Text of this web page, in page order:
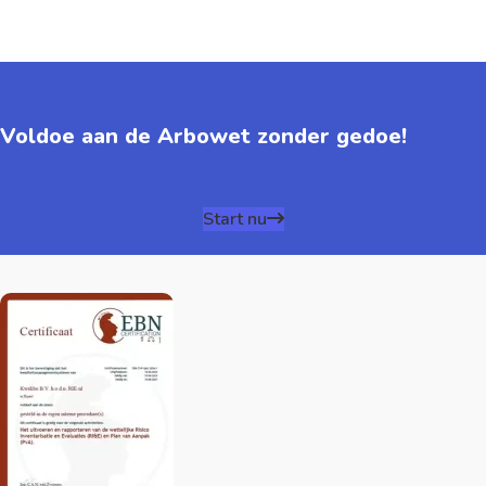
Voldoe aan de Arbowet zonder gedoe!
Start nu